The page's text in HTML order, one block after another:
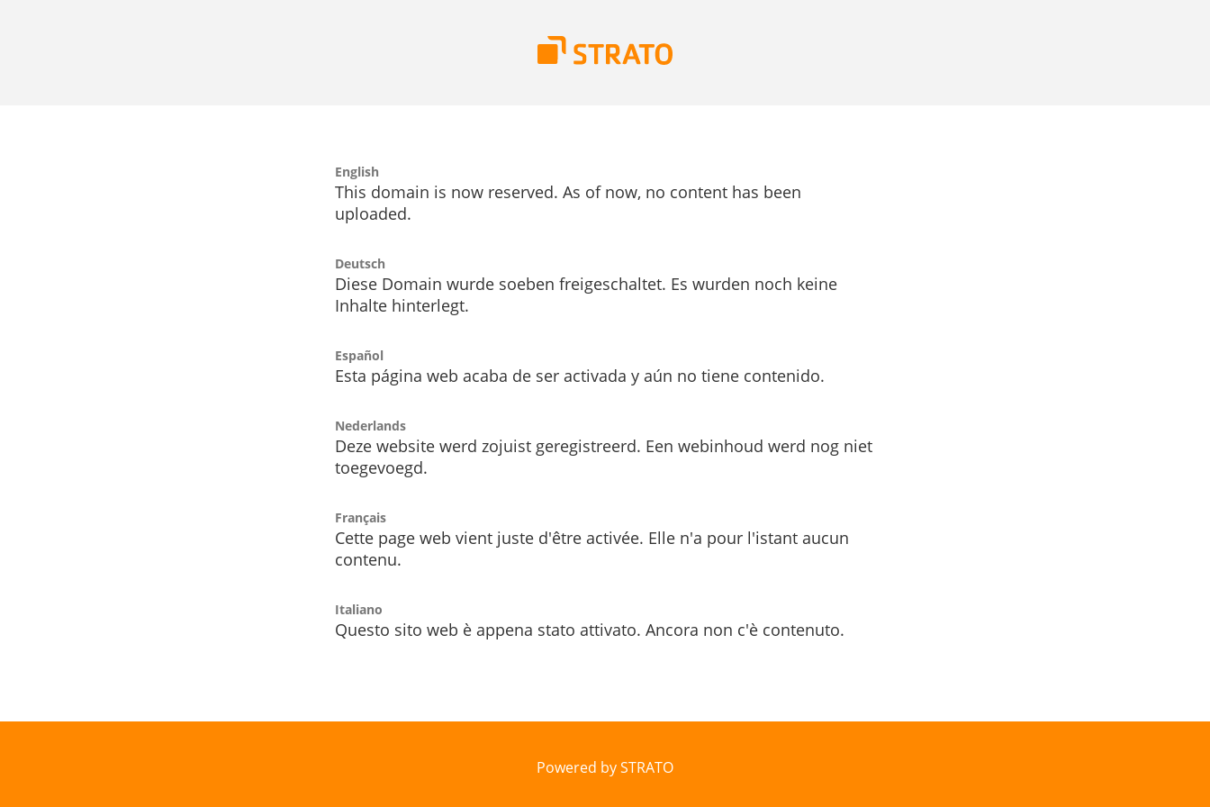
English
This domain is now reserved. As of now, no content has been
uploaded.
Deutsch
Diese Domain wurde soeben freigeschaltet. Es wurden noch keine
Inhalte hinterlegt.
Español
Esta página web acaba de ser activada y aún no tiene contenido.
Nederlands
Deze website werd zojuist geregistreerd. Een webinhoud werd nog niet
toegevoegd.
Français
Cette page web vient juste d'être activée. Elle n'a pour l'istant aucun
contenu.
Italiano
Questo sito web è appena stato attivato. Ancora non c'è contenuto.
Powered by STRATO